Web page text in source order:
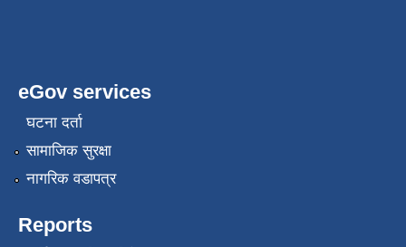
eGov services
घटना दर्ता
सामाजिक सुरक्षा
नागरिक वडापत्र
Reports